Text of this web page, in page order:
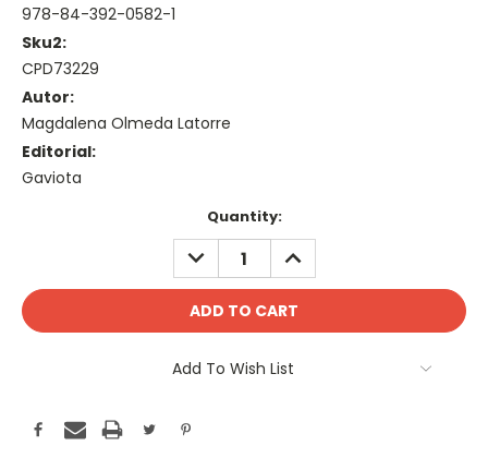
978-84-392-0582-1
Sku2:
CPD73229
Autor:
Magdalena Olmeda Latorre
Editorial:
Gaviota
Quantity:
DECREASE
QUANTITY:
INCREASE
QUANTITY:
Add To Wish List